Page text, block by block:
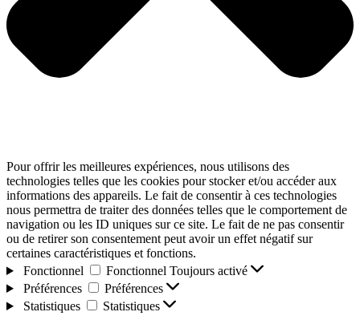
Pour offrir les meilleures expériences, nous utilisons des
technologies telles que les cookies pour stocker et/ou accéder aux
informations des appareils. Le fait de consentir à ces technologies
nous permettra de traiter des données telles que le comportement de
navigation ou les ID uniques sur ce site. Le fait de ne pas consentir
ou de retirer son consentement peut avoir un effet négatif sur
certaines caractéristiques et fonctions.
Fonctionnel
Fonctionnel Toujours activé
Préférences
Préférences
Statistiques
Statistiques